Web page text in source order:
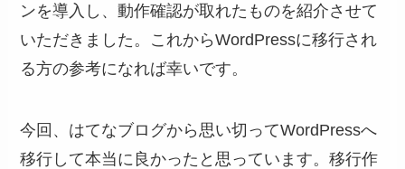
ンを導入し、動作確認が取れたものを紹介させて
いただきました。これからWordPressに移行され
る方の参考になれば幸いです。
今回、はてなブログから思い切ってWordPressへ
移行して本当に良かったと思っています。移行作